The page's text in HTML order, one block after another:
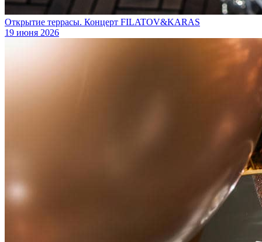
Открытие террасы. Концерт FILATOV&KARAS
19 июня 2026